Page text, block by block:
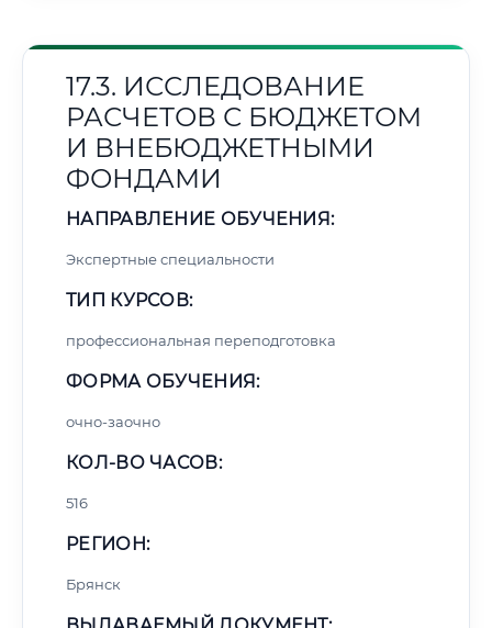
17.3. ИССЛЕДОВАНИЕ
РАСЧЕТОВ С БЮДЖЕТОМ
И ВНЕБЮДЖЕТНЫМИ
ФОНДАМИ
НАПРАВЛЕНИЕ ОБУЧЕНИЯ:
Экспертные специальности
ТИП КУРСОВ:
профессиональная переподготовка
ФОРМА ОБУЧЕНИЯ:
очно-заочно
КОЛ-ВО ЧАСОВ:
516
РЕГИОН:
Брянск